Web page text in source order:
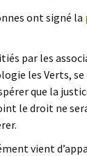
ont signé la
par les
les Verts,
que la
le droit ne
vient